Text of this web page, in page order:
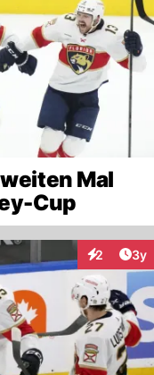
Mal
Cup
2 3y